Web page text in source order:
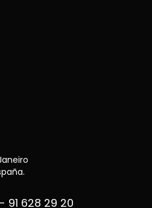
- 91 628 29 20